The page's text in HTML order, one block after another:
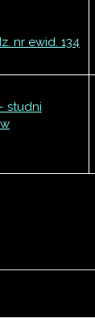
nr ewid. 134
studni